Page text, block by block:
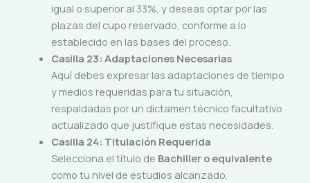
igual o superior al 33%, y deseas optar por las
plazas del cupo reservado, conforme a lo
establecido en las bases del proceso.
Casilla 23: Adaptaciones Necesarias
Aquí debes expresar las adaptaciones de tiempo
y medios requeridas para tu situación,
respaldadas por un dictamen técnico facultativo
actualizado que justifique estas necesidades.
Casilla 24: Titulación Requerida
Selecciona el título de Bachiller o equivalente
como tu nivel de estudios alcanzado.